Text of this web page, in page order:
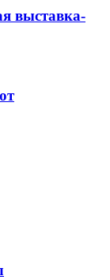
выставка-